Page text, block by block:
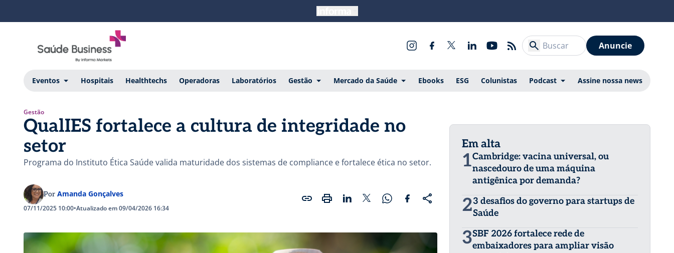
Anuncie
Eventos Hospitais Healthtechs Operadoras Laboratórios Gestão Mercado da Saúde Ebooks ESG Colunistas Podcast Assine nossa news
Gestão
QualIES fortalece a cultura de integridade no
setor
Programa do Instituto Ética Saúde valida maturidade dos sistemas de compliance e fortalece ética no setor.
Por Amanda Gonçalves
07/11/2025 10:00•Atualizado em 09/04/2026 16:34
Em alta
1Cambridge: vacina universal, ou
nascedouro de uma máquina
antigênica por demanda?
23 desafios do governo para startups de
Saúde
3SBF 2026 fortalece rede de
embaixadores para ampliar visão